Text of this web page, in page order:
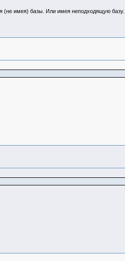
(не имея) базы. Или имея неподходящую базу...